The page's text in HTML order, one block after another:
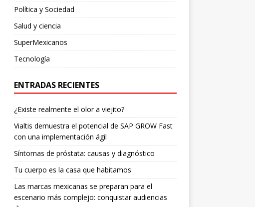
Política y Sociedad
Salud y ciencia
SuperMexicanos
Tecnología
ENTRADAS RECIENTES
¿Existe realmente el olor a viejito?
Vialtis demuestra el potencial de SAP GROW Fast
con una implementación ágil
Síntomas de próstata: causas y diagnóstico
Tu cuerpo es la casa que habitamos
Las marcas mexicanas se preparan para el
escenario más complejo: conquistar audiencias